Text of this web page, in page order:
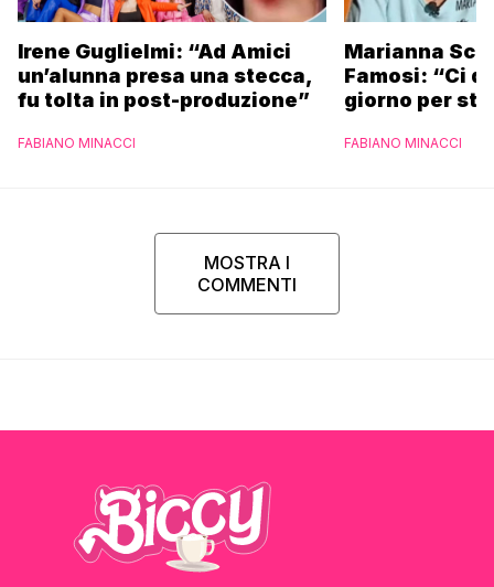
Irene Guglielmi: “Ad Amici
un’alunna presa una stecca,
fu tolta in post-produzione”
FABIANO MINACCI
Marianna
Famosi: “Ci
giorno per
FABIANO MINACCI
MOSTRA I
COMMENTI